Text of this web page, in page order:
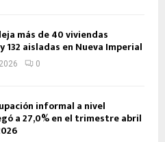
más de 40 viviendas
132 aisladas en Nueva Imperial
0
informal a nivel
a 27,0% en el trimestre abril